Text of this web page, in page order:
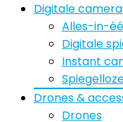
Digitale
Alles-in-
Digitale
Instant
Drones &
Drones